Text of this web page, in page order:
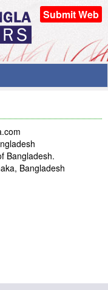
Submit Web
Bangladesh.
Bangladesh